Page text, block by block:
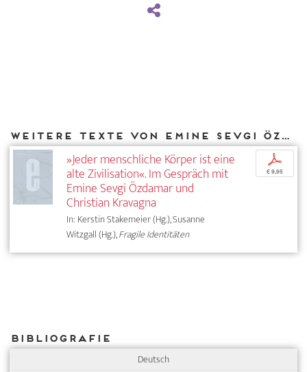
Weitere Texte von Emine Sevgi Özdamar bei DIAPHANES
»Jeder menschliche Körper ist eine
alte Zivilisation«. Im Gespräch mit
Emine Sevgi Özdamar und
Christian Kravagna
In: Kerstin Stakemeier (Hg.), Susanne
Witzgall (Hg.),Fragile Identitäten
p
€ 9,95
Bibliografie
Deutsch